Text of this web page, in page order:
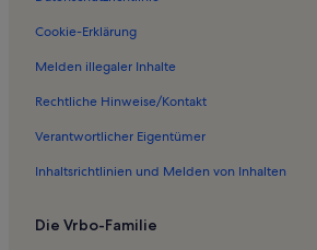
Ferienwohnungen und Apartments in
Lodges in Vm Bjerget
Bed and Breakfasts in Tivoli
Ferienunterkünfte am Meer nahe Øksnehallen
Ferienunterkünfte mit Pool nahe Øksnehallen
Ferienunterkünfte am Strand nahe
Cookie-Erklärung
Melden illegaler Inhalte
Rechtliche Hinweise/Kontakt
Verantwortlicher Eigentümer
Inhaltsrichtlinien und Melden von Inhalten
Die Vrbo-Familie